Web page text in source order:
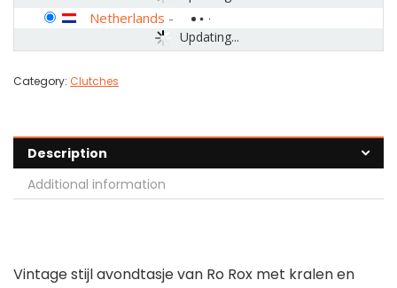
Updating...
Netherlands -
Category: Clutches
Description
Additional information
Vintage stijl avondtasje van Ro Rox met kralen en